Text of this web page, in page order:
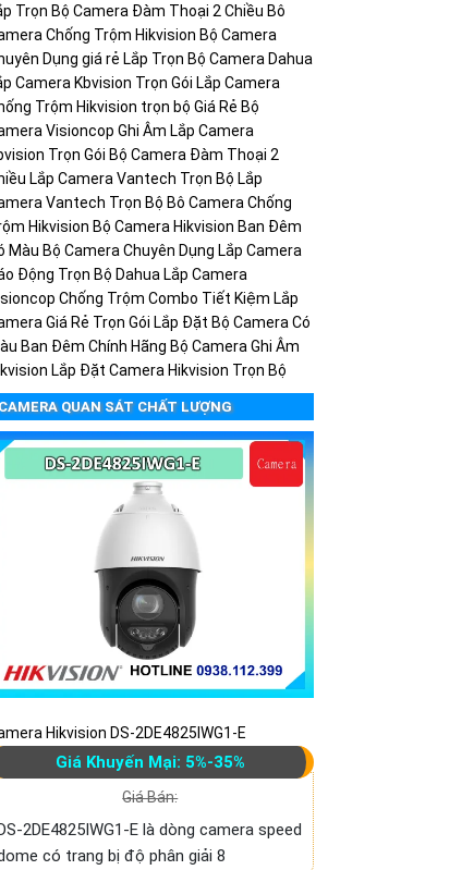
Trọn Bộ Camera Đàm Thoại 2 Chiều Bô
Chống Trộm Hikvision Bộ Camera
Dụng giá rẻ Lắp Trọn Bộ Camera Dahua
Camera Kbvision Trọn Gói Lắp Camera
Trộm Hikvision trọn bộ Giá Rẻ Bộ
Visioncop Ghi Âm Lắp Camera
Trọn Gói Bộ Camera Đàm Thoại 2
Lắp Camera Vantech Trọn Bộ Lắp
Vantech Trọn Bộ Bô Camera Chống
Hikvision Bộ Camera Hikvision Ban Đêm
Màu Bộ Camera Chuyên Dụng Lắp Camera
Động Trọn Bộ Dahua Lắp Camera
Chống Trộm Combo Tiết Kiệm Lắp
Giá Rẻ Trọn Gói Lắp Đặt Bộ Camera Có
Ban Đêm Chính Hãng Bộ Camera Ghi Âm
Lắp Đặt Camera Hikvision Trọn Bộ
CAMERA QUAN SÁT CHẤT LƯỢNG
Hikvision DS-2DE4825IWG1-E
Giá Khuyến Mại: 5%-35%
Giá Bán:
2DE4825IWG1-E là dòng camera speed
có trang bị độ phân giải 8